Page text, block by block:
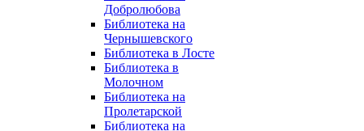
Добролюбова
Библиотека на
Чернышевского
Библиотека в Лосте
Библиотека в
Молочном
Библиотека на
Пролетарской
Библиотека на